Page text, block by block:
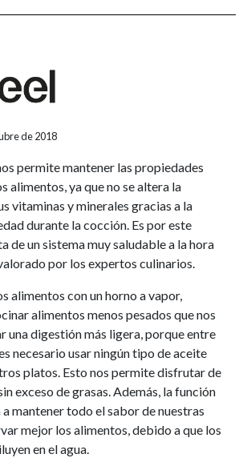
de 2018
permite mantener las propiedades
alimentos, ya que no se altera la
vitaminas y minerales gracias a la
durante la cocción. Es por este
de un sistema muy saludable a la hora
por los expertos culinarios.
alimentos con un horno a vapor,
alimentos menos pesados que nos
una digestión más ligera, porque entre
necesario usar ningún tipo de aceite
platos. Esto nos permite disfrutar de
exceso de grasas. Además, la función
mantener todo el sabor de nuestras
mejor los alimentos, debido a que los
en el agua.